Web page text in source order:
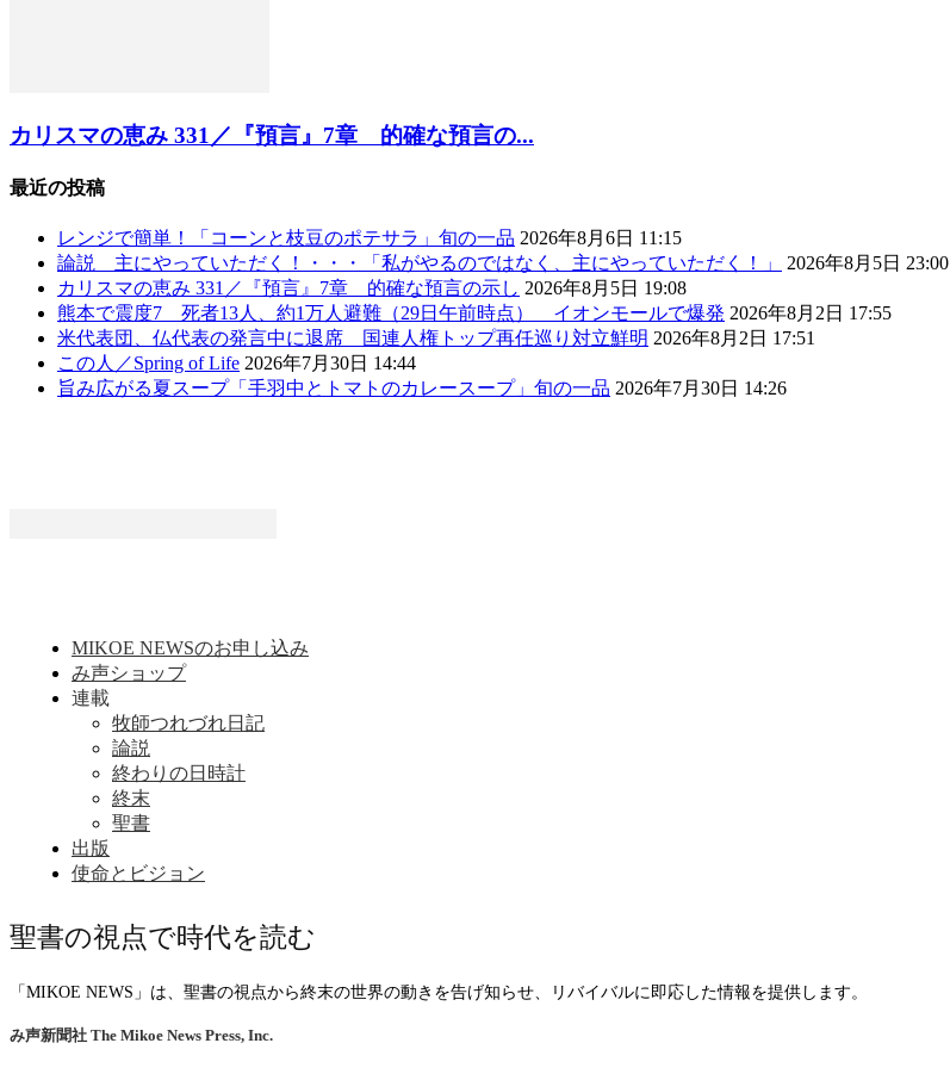
カリスマの恵み 331／『預言』7章 的確な預言の...
最近の投稿
レンジで簡単！「コーンと枝豆のポテサラ」旬の一品 2026年8月6日 11:15
論説 主にやっていただく！・・・「私がやるのではなく、主にやっていただく！」
2026年8月5日 23:00
カリスマの恵み 331／『預言』7章 的確な預言の示し 2026年8月5日 19:08
熊本で震度7 死者13人、約1万人避難（29日午前時点） イオンモールで爆発 2026年8月2日 17:55
米代表団、仏代表の発言中に退席 国連人権トップ再任巡り対立鮮明 2026年8月2日 17:51
この人／Spring of Life 2026年7月30日 14:44
旨み広がる夏スープ「手羽中とトマトのカレースープ」旬の一品 2026年7月30日 14:26
MIKOE NEWSのお申し込み
み声ショップ
連載
牧師つれづれ日記
論説
終わりの日時計
終末
聖書
出版
使命とビジョン
聖書の視点で時代を読む
「MIKOE NEWS」は、聖書の視点から終末の世界の動きを告げ知らせ、リバイバルに即応した情報を提供します。
み声新聞社 The Mikoe News Press, Inc.